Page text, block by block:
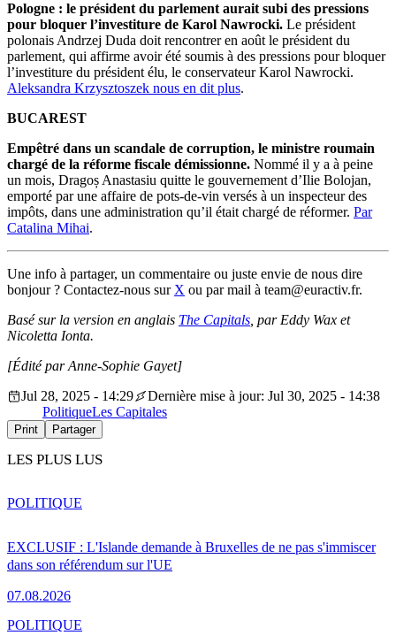
Pologne : le président du parlement aurait subi des pressions
pour bloquer l’investiture de Karol Nawrocki. Le président
polonais Andrzej Duda doit rencontrer en août le président du
parlement, qui affirme avoir été soumis à des pressions pour bloquer
l’investiture du président élu, le conservateur Karol Nawrocki.
Aleksandra Krzysztoszek nous en dit plus.
BUCAREST
Empêtré dans un scandale de corruption, le ministre roumain
chargé de la réforme fiscale démissionne. Nommé il y a à peine
un mois, Dragoș Anastasiu quitte le gouvernement d’Ilie Bolojan,
emporté par une affaire de pots-de-vin versés à un inspecteur des
impôts, dans une administration qu’il était chargé de réformer. Par
Catalina Mihai.
Une info à partager, un commentaire ou juste envie de nous dire
bonjour ? Contactez-nous sur X ou par mail à team@euractiv.fr.
Basé sur la version en anglais The Capitals , par Eddy Wax et
Nicoletta Ionta.
[Édité par Anne-Sophie Gayet]
Jul 28, 2025 - 14:29
Dernière mise à jour: Jul 30, 2025 - 14:38
PolitiqueLes Capitales
Print Partager
LES PLUS LUS
EXCLUSIF : L'Islande demande à Bruxelles de ne pas s'immiscer
dans son référendum sur l'UE
07.08.2026
POLITIQUE
POLITIQUE